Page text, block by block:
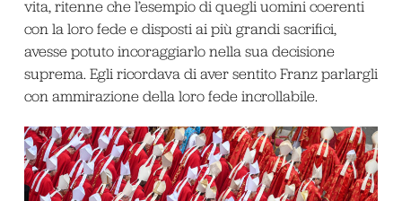
vita, ritenne che l’esempio di quegli uomini coerenti
con la loro fede e disposti ai più grandi sacrifici,
avesse potuto incoraggiarlo nella sua decisione
suprema. Egli ricordava di aver sentito Franz parlargli
con ammirazione della loro fede incrollabile.